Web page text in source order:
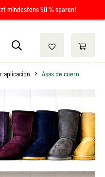
mindestens 50 % sparen!
aplicación Asas de cuero